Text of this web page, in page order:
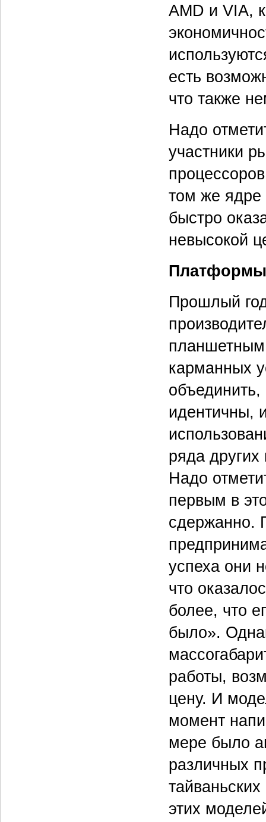
AMD и VIA,
есть
что также
Надо
участники
том же ядре
быстро
невысокой
Платформы
Прошлый
карманных
объединить,
идентичны,
ряда
Надо
первым в
сдержанно.
успеха они
что
более, что
было».
работы,
цену. И
момент
мере было
различных
этих